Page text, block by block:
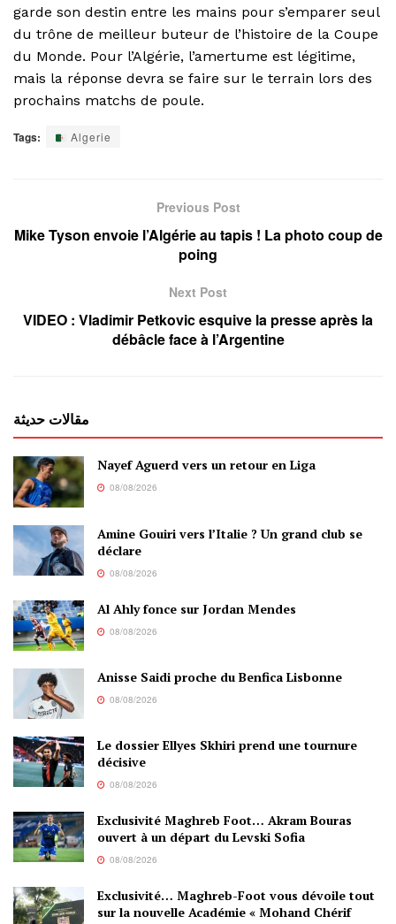
garde son destin entre les mains pour s’emparer seul
du trône de meilleur buteur de l’histoire de la Coupe
du Monde. Pour l’Algérie, l’amertume est légitime,
mais la réponse devra se faire sur le terrain lors des
prochains matchs de poule.
Tags: Algerie
Previous Post
Mike Tyson envoie l’Algérie au tapis ! La photo coup de
poing
Next Post
VIDEO : Vladimir Petkovic esquive la presse après la
débâcle face à l’Argentine
مقالات حديثة
Nayef Aguerd vers un retour en Liga
08/08/2026
Amine Gouiri vers l’Italie ? Un grand club se
déclare
08/08/2026
Al Ahly fonce sur Jordan Mendes
08/08/2026
Anisse Saidi proche du Benfica Lisbonne
08/08/2026
Le dossier Ellyes Skhiri prend une tournure
décisive
08/08/2026
Exclusivité Maghreb Foot… Akram Bouras
ouvert à un départ du Levski Sofia
08/08/2026
Exclusivité… Maghreb-Foot vous dévoile tout
sur la nouvelle Académie « Mohand Chérif